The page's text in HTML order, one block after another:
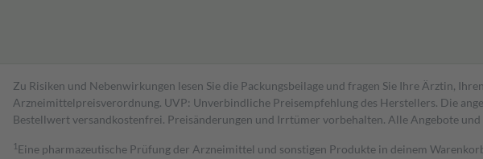
Zu Risiken und Nebenwirkungen lesen Sie die Packungsbeilage und fragen Sie Ihre Ärztin,
Arzneimittelpreisverordnung. UVP: Unverbindliche Preisempfehlung des Herstellers. Die
Bestell­wert versand­kosten­frei. Preisänderungen und Irrtümer vorbehalten. Alle Angebote
1 Eine pharmazeutische Prüfung der Arzneimittel und sonstigen Produkte in deinem